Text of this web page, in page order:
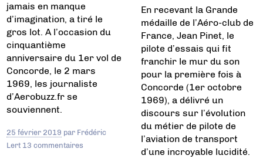
jamais en manque
d’imagination, a tiré le
gros lot. A l’occasion du
cinquantième
anniversaire du 1er vol de
Concorde, le 2 mars
1969, les journaliste
d’Aerobuzz.fr se
souviennent.
25 février 2019 par Frédéric
Lert 13 commentaires
En recevant la Grande
médaille de l’Aéro-club de
France, Jean Pinet, le
pilote d’essais qui fit
franchir le mur du son
pour la première fois à
Concorde (1er octobre
1969), a délivré un
discours sur l’évolution
du métier de pilote de
l’aviation de transport
d’une incroyable lucidité.